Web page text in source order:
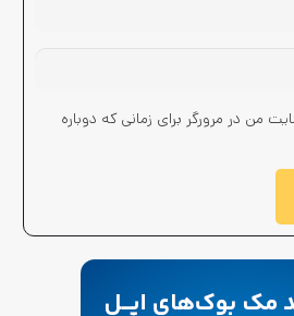
من در مرورگر برای زمانی که دوباره